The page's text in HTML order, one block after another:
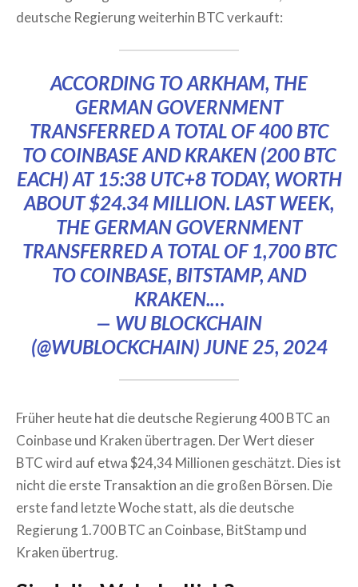
deutsche Regierung weiterhin BTC verkauft:
ACCORDING TO ARKHAM, THE
GERMAN GOVERNMENT
TRANSFERRED A TOTAL OF 400 BTC
TO COINBASE AND KRAKEN (200 BTC
EACH) AT 15:38 UTC+8 TODAY, WORTH
ABOUT $24.34 MILLION. LAST WEEK,
THE GERMAN GOVERNMENT
TRANSFERRED A TOTAL OF 1,700 BTC
TO COINBASE, BITSTAMP, AND
KRAKEN.…
— WU BLOCKCHAIN
(@WUBLOCKCHAIN)JUNE 25, 2024
Früher heute hat die deutsche Regierung 400 BTC an
Coinbase und Kraken übertragen. Der Wert dieser
BTC wird auf etwa $24,34 Millionen geschätzt. Dies ist
nicht die erste Transaktion an die großen Börsen. Die
erste fand letzte Woche statt, als die deutsche
Regierung 1.700 BTC an Coinbase, BitStamp und
Kraken übertrug.